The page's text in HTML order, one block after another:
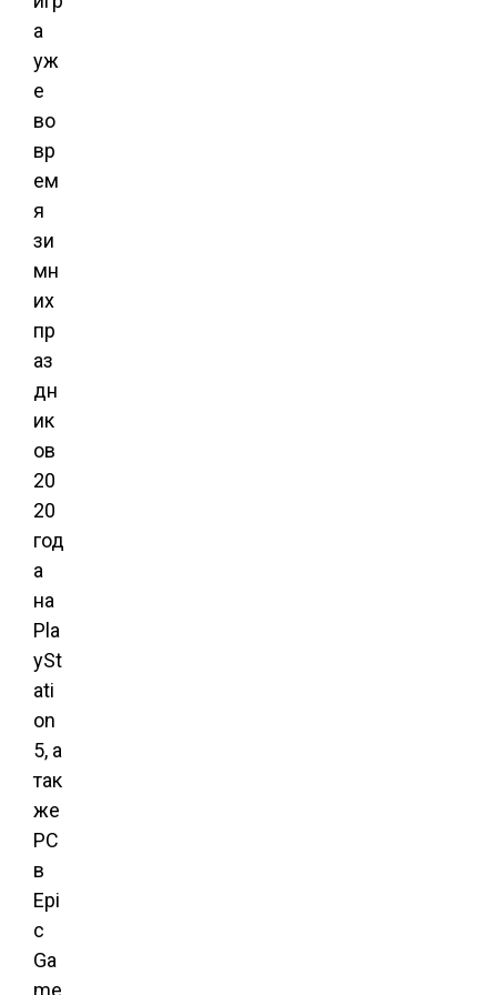
а
уж
е
во
вр
ем
я
зи
мн
их
пр
аз
дн
ик
ов
20
20
год
а
на
Pla
ySt
ati
on
5, а
так
же
PC
в
Epi
c
Ga
me